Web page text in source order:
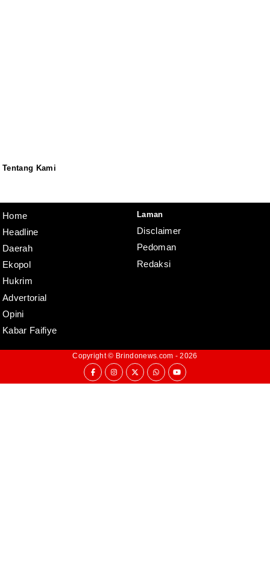
Tentang Kami
Home
Headline
Daerah
Ekopol
Hukrim
Advertorial
Opini
Kabar Faifiye
Laman
Disclaimer
Pedoman
Redaksi
Copyright © Brindonews.com - 2026